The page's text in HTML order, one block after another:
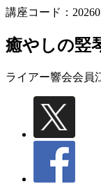
講座コード：
癒やしの竪
ライアー響会会員